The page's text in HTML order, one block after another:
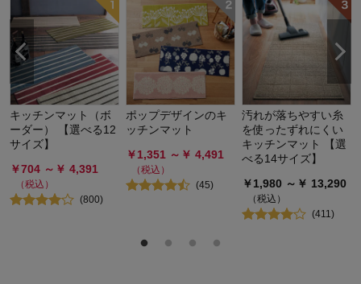
キッチンマット（ボ
ーダー） 【選べる12
サイズ】
￥704 ～￥ 4,391
（税込）
(800)
ポップデザインのキ
ッチンマット
￥1,351 ～￥ 4,491
（税込）
(45)
汚れが落ちやすい糸
を使ったずれにくい
キッチンマット 【選
べる14サイズ】
￥1,980 ～￥ 13,290
（税込）
(411 )